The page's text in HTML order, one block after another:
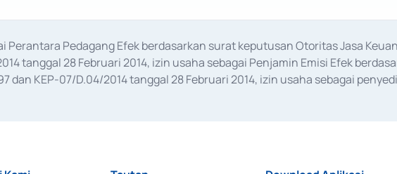
Pedagang Efek berdasarkan surat keputusan Otoritas Jasa
tanggal 28 Februari 2014, izin usaha sebagai Penjamin Emisi Efek
dan KEP-07/D.04/2014 tanggal 28 Februari 2014, izin usaha sebagai